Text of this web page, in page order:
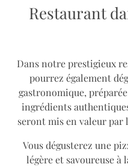
Restaurant
Dans notre prestigieux
pourrez également
gastronomique,
ingrédients
seront mis en valeur par
Vous dégusterez une
légère et savoureuse à